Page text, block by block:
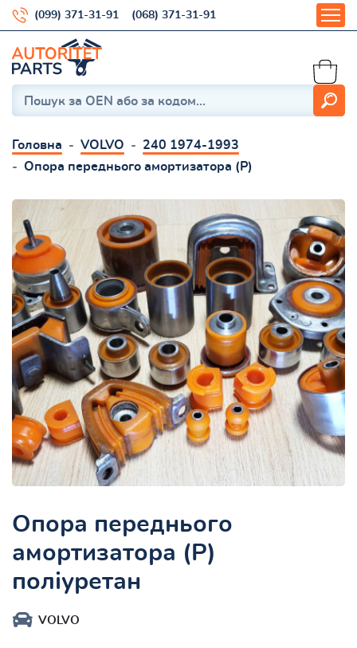
(099) 371-31-91 (068) 371-31-91
Головна VOLVO
240 1974-1993
Опора переднього амортизатора (Р)
Опора переднього
амортизатора (Р)
поліуретан
VOLVO